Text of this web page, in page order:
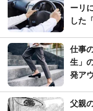
ーリ
した
仕事
生」
発ア
父親